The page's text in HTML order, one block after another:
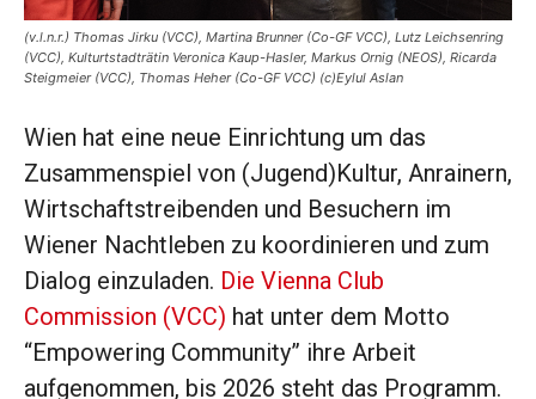
(v.l.n.r.) Thomas Jirku (VCC), Martina Brunner (Co-GF VCC), Lutz Leichsenring
(VCC), Kulturtstadträtin Veronica Kaup-Hasler, Markus Ornig (NEOS), Ricarda
Steigmeier (VCC), Thomas Heher (Co-GF VCC) (c)Eylul Aslan
Wien hat eine neue Einrichtung um das
Zusammenspiel von (Jugend)Kultur, Anrainern,
Wirtschaftstreibenden und Besuchern im
Wiener Nachtleben zu koordinieren und zum
Dialog einzuladen. Die Vienna Club
Commission (VCC) hat unter dem Motto
“Empowering Community” ihre Arbeit
aufgenommen, bis 2026 steht das Programm.